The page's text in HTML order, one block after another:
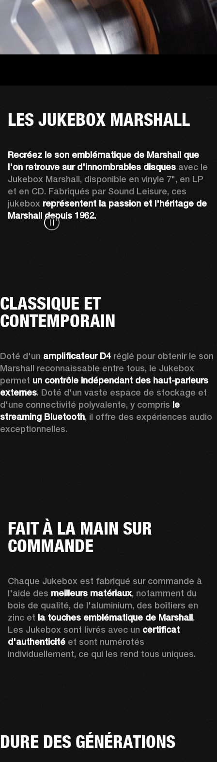
LES JUKEBOX MARSHALL
Recréez le son emblématique de Marshall que
l'on retrouve sur d'innombrables disques avec le
Jukebox Marshall, disponible en vinyle 7", en LP
et en CD. Fabriqués par Sound Leisure, ces
jukebox représentent la passion et l'héritage de
Marshall depuis 1962.
CLASSIQUE ET
CONTEMPORAIN
Doté d'un amplificateur D4 réglé pour obtenir le son
Marshall reconnaissable entre tous, le Jukebox
permet un contrôle indépendant des haut-parleurs
externes. Doté d'un vaste espace de stockage et
d'une connectivité polyvalente, y compris le
streaming Bluetooth, il offre des expériences audio
exceptionnelles.
FAIT À LA MAIN SUR
COMMANDE
Chaque Jukebox est fabriqué sur commande à
l'aide des meilleurs matériaux, notamment du
bois de qualité, de l'aluminium, des boîtiers en
zinc et la touches emblématique de Marshall.
Les Jukebox sont livrés avec un certificat
d'authenticité et sont numérotés
individuellement, ce qui les rend tous uniques.
DURE DES GÉNÉRATIONS